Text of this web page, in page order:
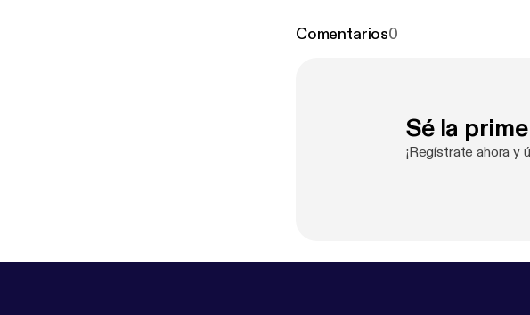
Comentarios0
Sé la
¡Regístrate ahora y